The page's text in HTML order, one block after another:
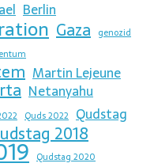
Berlin
Gaza genozid
Martin Lejeune
Netanyahu
Quds 2022
Qudstag
2018
Qudstag 2020